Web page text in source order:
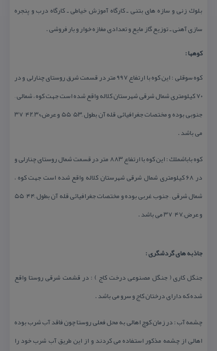
بلوك زنی و سازه های بتنی ـ كارگاه آموزش خیاطی ـ كارگاه درب و پنجره
سازی آهنی ـ توزیع گاز مایع و تعدادی مغازه خوار و بار فروشی .
كوهها :
كوه سوقلی : این كوه با ارتفاع ۹۹۷ متر در قسمت شرق روستای چنارلی و در
۷۰ كیلومتری شمال شرقی شهرستان كلاله واقع شده است جهت كوه ، شمالی –
جنوبی بوده و مختصات جغرافیائی قله آن بطول َ۵۳ °۵۵ و عرض ًَ۳۰ َ۴۲ °۳۷
می باشد .
كوه باباشملك : این كوه با ارتفاع ۸۸۳ متر در قسمت شمال روستای چنارلی و
در ۶۸ كیلومتری شمال شرقی شهرستان كلاله واقع شده است جهت كوه ،
شمال شرقی – جنوب غربی بوده و مختصات جغرافیائی قله آن بطول َ۴۴ °۵۵
و عرض َ۴۷ °۳۷ می باشد .
جاذبه های گردشگری :
جنگل كاری ( جنگل مصنوعی درخت كاج ) : در قشمت شرقی روستا واقع
شده كه دارای درختان كاج و سرو می باشد .
چشمه آب : در زمان كوچ اهالی به محل فعلی روستا چون فاقد آب شرب بوده
اهالی از چشمه مذكور استفاده می كردند و از این طریق آب شرب خود را